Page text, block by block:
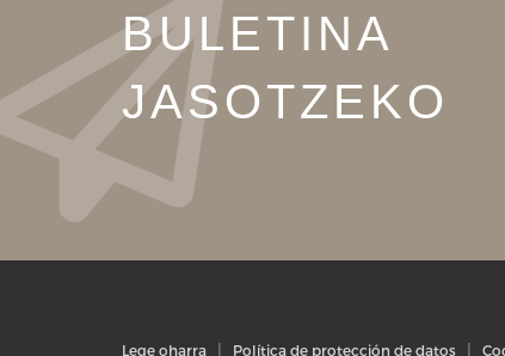
BULETINA
JASOTZEKO
Lege oharra Política de protección de datos